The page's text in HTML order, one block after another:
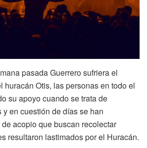
pasada Guerrero sufriera el
huracán Otis, las personas en todo el
su apoyo cuando se trata de
en cuestión de días se han
acopio que buscan recolectar
resultaron lastimados por el Huracán.